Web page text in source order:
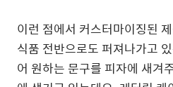
이런 점에서 커스터마이징된
식품 전반으로도 퍼져나가고
어 원하는 문구를 피자에 새겨